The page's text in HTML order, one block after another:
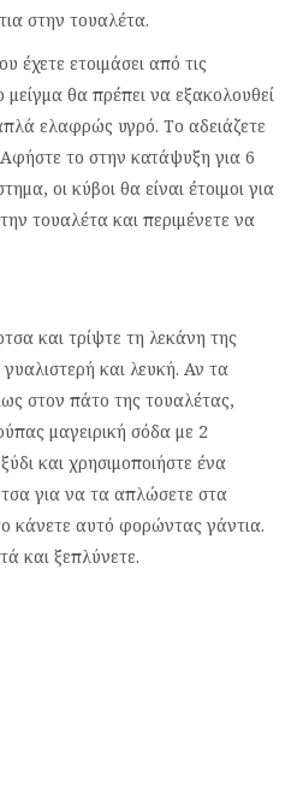
στην τουαλέτα.
έχετε ετοιμάσει από τις
θα πρέπει να εξακολουθεί
ελαφρώς υγρό. Το αδειάζετε
το στην κατάψυξη για 6
οι κύβοι θα είναι έτοιμοι για
τουαλέτα και περιμένετε να
και τρίψτε τη λεκάνη της
και λευκή. Αν τα
στον πάτο της τουαλέτας,
μαγειρική σόδα με 2
και χρησιμοποιήστε ένα
για να τα απλώσετε στα
κάνετε αυτό φορώντας γάντια.
και ξεπλύνετε.